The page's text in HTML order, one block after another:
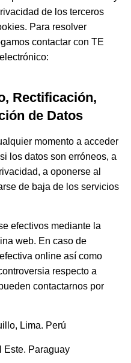
de los terceros
Para resolver
contactar con TE
Rectificación,
de Datos
momento a acceder
los datos son erróneos, a
a oponerse al
de baja de los servicios
efectivos mediante la
web. En caso de
online así como
respecto a
contactarnos por
Lima. Perú
Este. Paraguay